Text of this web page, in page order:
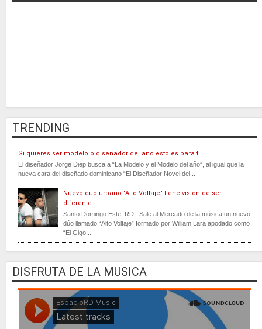
TRENDING
Si quieres ser modelo o diseñador del año esto es para tí
El diseñador Jorge Diep busca a “La Modelo y el Modelo del año”, al igual que la
nueva cara del diseñado dominicano “El Diseñador Novel del...
Nuevo dúo urbano "Alto Voltaje" tiene visión de ser
diferente
Santo Domingo Este, RD . Sale al Mercado de la música un nuevo
dúo llamado “Alto Voltaje” formado por William Lara apodado como
“El Gigo...
DISFRUTA DE LA MUSICA